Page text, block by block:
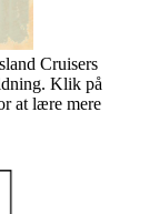
Cruisers
Klik på
at lære mere